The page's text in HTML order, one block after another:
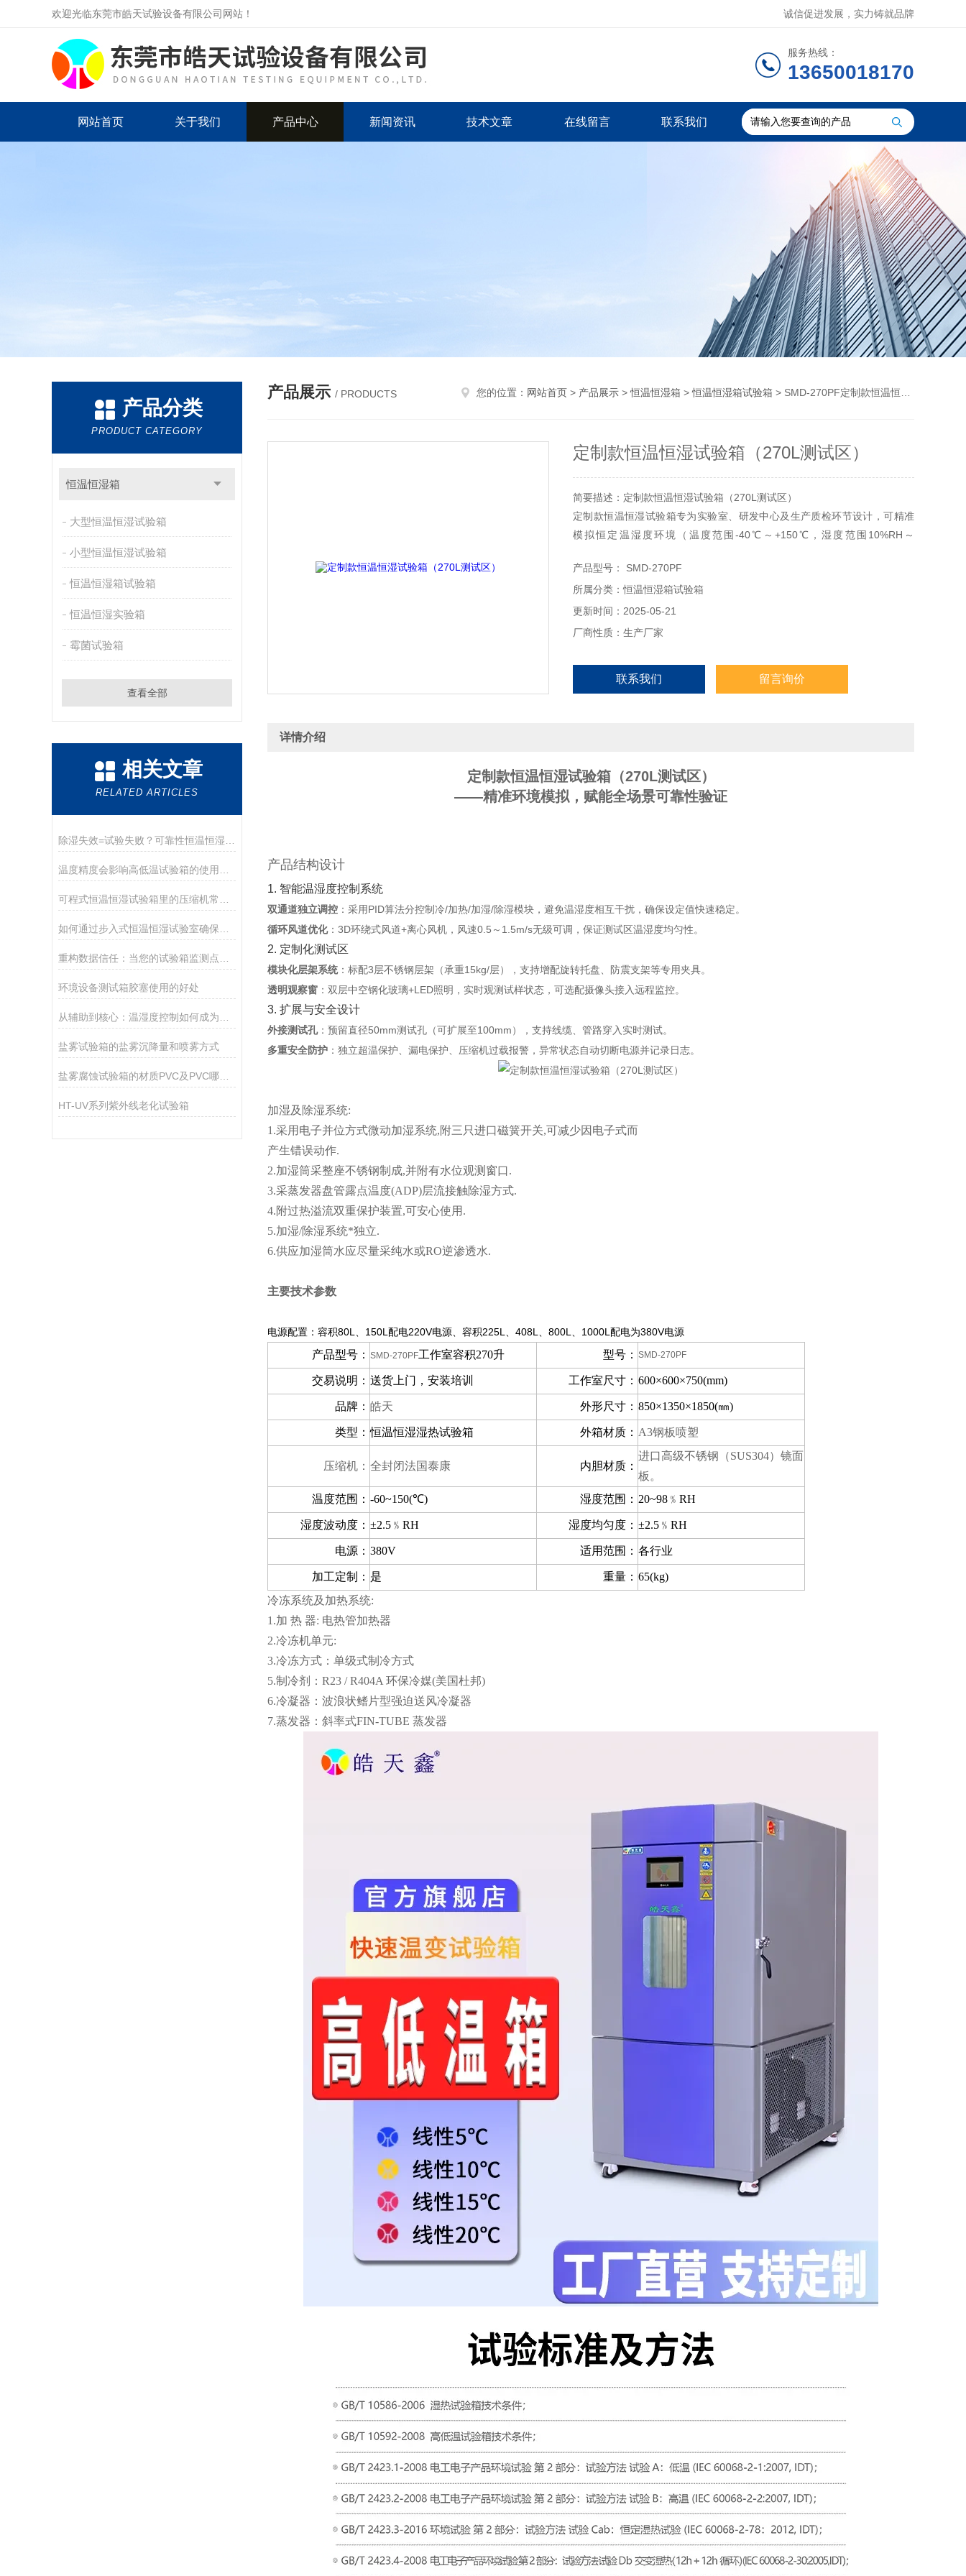
欢迎光临东莞市皓天试验设备有限公司网站！ 诚信促进发展，实力铸就品牌
服务热线：
13650018170
网站首页 关于我们 产品中心 新闻资讯 技术文章 在线留言 联系我们
产品分类
PRODUCT CATEGORY
恒温恒湿箱
大型恒温恒湿试验箱
小型恒温恒湿试验箱
恒温恒湿箱试验箱
恒温恒湿实验箱
霉菌试验箱
查看全部
相关文章
RELATED ARTICLES
环境设备测试箱胶塞使用的好处
盐雾试验箱的盐雾沉降量和喷雾方式
盐雾腐蚀试验箱的材质PVC及PVC哪种更好
HT-UV系列紫外线老化试验箱
产品展示 / PRODUCTS 您的位置： 网站首页 > 产品展示 >恒温恒湿箱 >恒温恒湿箱试验箱 > SMD-270PF‌定制款恒温恒湿试验箱（270L测试区）
‌定制款恒温恒湿试验箱（270L测试区）
简要描述：‌定制款恒温恒湿试验箱（270L测试区）
定制款恒温恒湿试验箱专为实验室、研发中心及生产质检环节设计，可精准
模拟恒定温湿度环境（温度范围-40℃～+150℃，湿度范围10%RH～
景需求。270L大容量测试区兼容多形态试样，搭配模块化扩展接口，满足个
性化测试需求。
产品型号： SMD-270PF
所属分类：恒温恒湿箱试验箱
更新时间：2025-05-21
厂商性质：生产厂家
联系我们 留言询价
详情介绍
定制款恒温恒湿试验箱（270L测试区）
——精准环境模拟，赋能全场景可靠性验证
产品结构设计
1. 智能温湿度控制系统
双通道独立调控 ‌：采用PID算法分控制冷/加热/加湿/除湿模块，避免温湿度相互干扰，确保设定值快速稳定。
循环风道优化‌：3D环绕式风道+离心风机，风速0.5～1.5m/s无级可调，保证测试区温湿度均匀性。
2. 定制化测试区
模块化层架系统‌：标配3层不锈钢层架（承重15kg/层），支持增配旋转托盘、防震支架等专用夹具。
透明观察窗 ‌：双层中空钢化玻璃+LED照明，实时观测试样状态，可选配摄像头接入远程监控。
3. 扩展与安全设计
外接测试孔‌：预留直径50mm测试孔（可扩展至100mm），支持线缆、管路穿入实时测试。
多重安全防护 ‌：独立超温保护、漏电保护、压缩机过载报警，异常状态自动切断电源并记录日志。
加湿及除湿系统:
1.采用电子并位方式微动加湿系统,附三只进口磁簧开关,可减少因电子式而
产生错误动作.
2.加湿筒采整座不锈钢制成,并附有水位观测窗口.
3.采蒸发器盘管露点温度(ADP)层流接触除湿方式.
4.附过热溢流双重保护装置,可安心使用.
5.加湿/除湿系统*独立.
6.供应加湿筒水应尽量采纯水或RO逆渗透水.
主要技术参数
电源配置：容积80L、150L配电220V电源、容积225L、408L、800L、1000L配电为380V电源
产品型号： SMD-270PF工作室容积270升 型号： SMD-270PF
交易说明： 送货上门，安装培训 工作室尺寸： 600×600×750(mm)
品牌： 皓天 外形尺寸： 850×1350×1850(㎜)
类型： 恒温恒湿湿热试验箱 外箱材质： A3钢板喷塑
压缩机： 全封闭法国泰康 内胆材质：
进口高级不锈钢（SUS304）镜面
板。
温度范围： -60~150(℃) 湿度范围： 20~98 ﹪ RH
湿度波动度： ±2.5 ﹪ RH 湿度均匀度： ±2.5 ﹪ RH
电源： 380V 适用范围： 各行业
加工定制： 是 重量： 65(kg)
冷冻系统及加热系统:
1.加 热 器: 电热管加热器
2.冷冻机单元:
3.冷冻方式：单级式制冷方式
5.制冷剂：R23 / R404A 环保冷媒(美国杜邦)
6.冷凝器：波浪状鳍片型强迫送风冷凝器
7.蒸发器：斜率式FIN-TUBE 蒸发器